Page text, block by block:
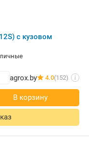
с кузовом
agrox.by 4.0(152) i
В корзину